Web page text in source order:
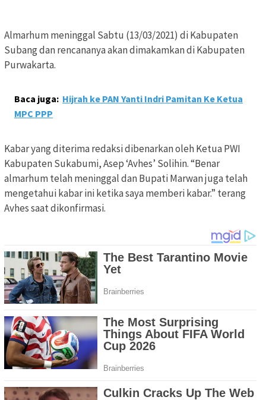
Almarhum meninggal Sabtu (13/03/2021) di Kabupaten
Subang dan rencananya akan dimakamkan di Kabupaten
Purwakarta.
Baca juga: Hijrah ke PAN Yanti Indri Pamitan Ke Ketua
MPC PPP
Kabar yang diterima redaksi dibenarkan oleh Ketua PWI
Kabupaten Sukabumi, Asep ‘Avhes’ Solihin. “Benar
almarhum telah meninggal dan Bupati Marwan juga telah
mengetahui kabar ini ketika saya memberi kabar.” terang
Avhes saat dikonfirmasi.